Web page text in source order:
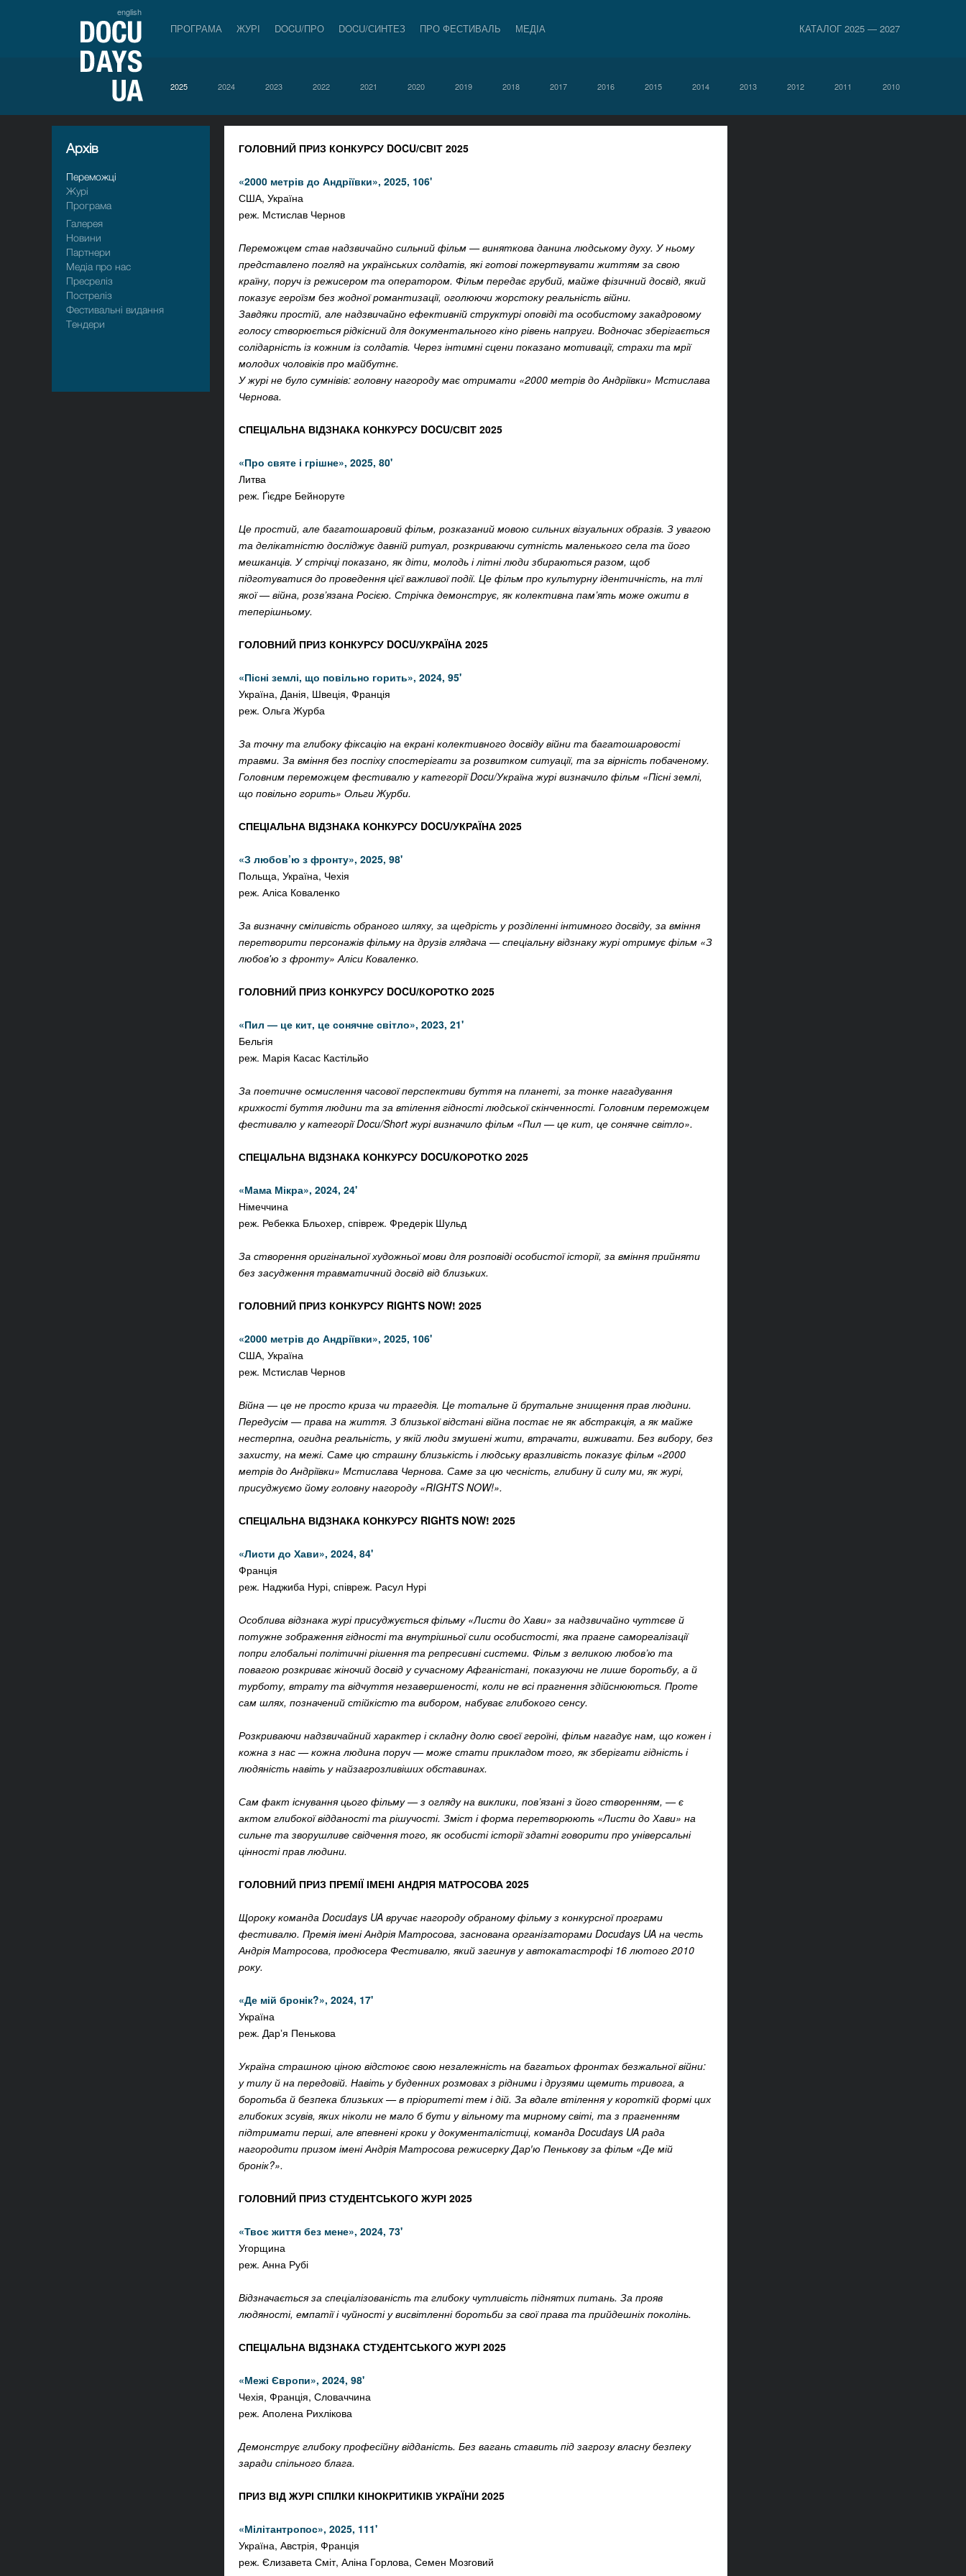
english
ПРОГРАМА ЖУРІ DOCU/ПРО DOCU/СИНТЕЗ ПРО ФЕСТИВАЛЬ МЕДІА КАТАЛОГ 2025 — 2027
2025 2024 2023 2022 2021 2020 2019 2018 2017 2016 2015 2014 2013 2012 2011 2010
Архiв
Переможці
Журі
Програма
Галерея
Новини
Партнери
Медіа про нас
Пресрелiз
Пострелiз
Фестивальні видання
Тендери
ГОЛОВНИЙ ПРИЗ КОНКУРСУ DOCU/СВІТ 2025
«2000 метрів до Андріївки», 2025, 106'
США, Україна
реж. Мстислав Чернов
Переможцем став надзвичайно сильний фільм — виняткова данина людському духу. У ньому
представлено погляд на українських солдатів, які готові пожертвувати життям за свою
країну, поруч із режисером та оператором. Фільм передає грубий, майже фізичний досвід, який
показує героїзм без жодної романтизації, оголюючи жорстоку реальність війни.
Завдяки простій, але надзвичайно ефективній структурі оповіді та особистому закадровому
голосу створюється рідкісний для документального кіно рівень напруги. Водночас зберігається
солідарність із кожним із солдатів. Через інтимні сцени показано мотивації, страхи та мрії
молодих чоловіків про майбутнє.
У журі не було сумнівів: головну нагороду має отримати «2000 метрів до Андріївки» Мстислава
Чернова.
СПЕЦІАЛЬНА ВІДЗНАКА КОНКУРСУ DOCU/СВІТ 2025
«Про святе і грішне», 2025, 80'
Литва
реж. Ґієдре Бейноруте
Це простий, але багатошаровий фільм, розказаний мовою сильних візуальних образів. З увагою
та делікатністю досліджує давній ритуал, розкриваючи сутність маленького села та його
мешканців. У стрічці показано, як діти, молодь і літні люди збираються разом, щоб
підготуватися до проведення цієї важливої події. Це фільм про культурну ідентичність, на тлі
якої — війна, розв’язана Росією. Стрічка демонструє, як колективна пам’ять може ожити в
теперішньому.
ГОЛОВНИЙ ПРИЗ КОНКУРСУ DOCU/УКРАЇНА 2025
«Пісні землі, що повільно горить», 2024, 95'
Україна, Данія, Швеція, Франція
реж. Ольга Журба
За точну та глибоку фіксацію на екрані колективного досвіду війни та багатошаровості
травми. За вміння без поспіху спостерігати за розвитком ситуації, та за вірність побаченому.
Головним переможцем фестивалю у категорії Docu/Україна журі визначило фільм «Пісні землі,
що повільно горить» Ольги Журби.
СПЕЦІАЛЬНА ВІДЗНАКА КОНКУРСУ DOCU/УКРАЇНА 2025
«З любов’ю з фронту», 2025, 98'
Польща, Україна, Чехія
реж. Аліса Коваленко
За визначну сміливість обраного шляху, за щедрість у розділенні інтимного досвіду, за вміння
перетворити персонажів фільму на друзів глядача — спеціальну відзнаку журі отримує фільм «З
любов'ю з фронту» Аліси Коваленко.
ГОЛОВНИЙ ПРИЗ КОНКУРСУ DOCU/КОРОТКО 2025
«Пил— це кит, це сонячне світло», 2023, 21'
Бельгія
реж. Марія Касас Кастільйо
За поетичне осмислення часової перспективи буття на планеті, за тонке нагадування
крихкості буття людини та за втілення гідності людської скінченності. Головним переможцем
фестивалю у категорії Docu/Short журі визначило фільм «Пил — це кит, це сонячне світло».
СПЕЦІАЛЬНА ВІДЗНАКА КОНКУРСУ DOCU/КОРОТКО 2025
«Мама Мікра», 2024, 24'
Німеччина
реж. Ребекка Бльохер, співреж. Фредерік Шульд
За створення оригінальної художньої мови для розповіді особистої історії, за вміння прийняти
без засудження травматичний досвід від близьких.
ГОЛОВНИЙ ПРИЗ КОНКУРСУ RIGHTS NOW! 2025
«2000 метрів до Андріївки», 2025, 106'
США, Україна
реж. Мстислав Чернов
Війна — це не просто криза чи трагедія. Це тотальне й брутальне знищення прав людини.
Передусім — права на життя. З близької відстані війна постає не як абстракція, а як майже
нестерпна, огидна реальність, у якій люди змушені жити, втрачати, виживати. Без вибору, без
захисту, на межі. Саме цю страшну близькість і людську вразливість показує фільм «2000
метрів до Андріївки» Мстислава Чернова. Саме за цю чесність, глибину й силу ми, як журі,
присуджуємо йому головну нагороду «RIGHTS NOW!».
СПЕЦІАЛЬНА ВІДЗНАКА КОНКУРСУ RIGHTS NOW! 2025
«Листи до Хави», 2024, 84'
Франція
реж. Наджиба Нурі, співреж. Расул Нурі
Особлива відзнака журі присуджується фільму «Листи до Хави» за надзвичайно чуттєве й
потужне зображення гідності та внутрішньої сили особистості, яка прагне самореалізації
попри глобальні політичні рішення та репресивні системи. Фільм з великою любов’ю та
повагою розкриває жіночий досвід у сучасному Афганістані, показуючи не лише боротьбу, а й
турботу, втрату та відчуття незавершеності, коли не всі прагнення здійснюються. Проте
сам шлях, позначений стійкістю та вибором, набуває глибокого сенсу.
Розкриваючи надзвичайний характер і складну долю своєї героїні, фільм нагадує нам, що кожен і
кожна з нас — кожна людина поруч — може стати прикладом того, як зберігати гідність і
людяність навіть у найзагрозливіших обставинах.
Сам факт існування цього фільму — з огляду на виклики, пов’язані з його створенням, — є
актом глибокої відданості та рішучості. Зміст і форма перетворюють «Листи до Хави» на
сильне та зворушливе свідчення того, як особисті історії здатні говорити про універсальні
цінності прав людини.
ГОЛОВНИЙ ПРИЗ ПРЕМІЇ ІМЕНІ АНДРІЯ МАТРОСОВА 2025
Щороку команда Docudays UA вручає нагороду обраному фільму з конкурсної програми
фестивалю. Премія імені Андрія Матросова, заснована організаторами Docudays UA на честь
Андрія Матросова, продюсера Фестивалю, який загинув у автокатастрофі 16 лютого 2010
року.
«Де мій бронік?», 2024, 17'
Україна
реж. Дарʼя Пенькова
Україна страшною ціною відстоює свою незалежність на багатьох фронтах безжальної війни:
у тилу й на передовій. Навіть у буденних розмовах з рідними і друзями щемить тривога, а
боротьба й безпека близьких — в пріоритеті тем і дій. За вдале втілення у короткій формі цих
глибоких зсувів, яких ніколи не мало б бути у вільному та мирному світі, та з прагненням
підтримати перші, але впевнені кроки у документалістиці, команда Docudays UA рада
нагородити призом імені Андрія Матросова режисерку Дар′ю Пенькову за фільм «Де мій
бронік?».
ГОЛОВНИЙ ПРИЗ СТУДЕНТСЬКОГО ЖУРІ 2025
«Твоє життя без мене», 2024, 73'
Угорщина
реж. Анна Рубі
Відзначається за спеціалізованість та глибоку чутливість піднятих питань. За прояв
людяності, емпатії і чуйності у висвітленні боротьби за свої права та прийдешніх поколінь.
СПЕЦІАЛЬНА ВІДЗНАКА СТУДЕНТСЬКОГО ЖУРІ 2025
«Межі Європи», 2024, 98'
Чехія, Франція, Словаччина
реж. Аполена Рихлікова
Демонструє глибоку професійну відданість. Без вагань ставить під загрозу власну безпеку
заради спільного блага.
ПРИЗ ВІД ЖУРІ СПІЛКИ КІНОКРИТИКІВ УКРАЇНИ 2025
«Мілітантропос», 2025, 111'
Україна, Австрія, Франція
реж. Єлизавета Сміт, Аліна Горлова, Семен Мозговий